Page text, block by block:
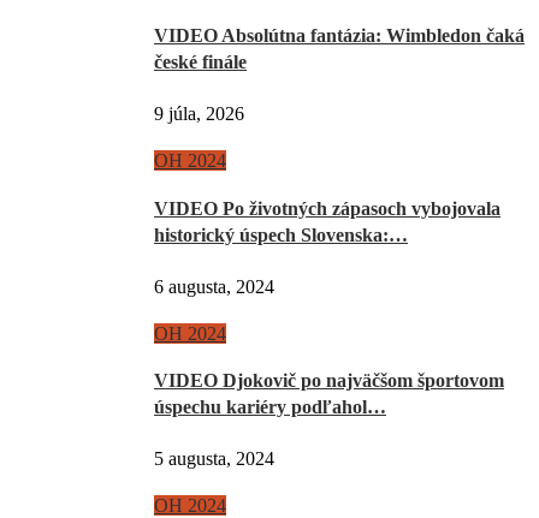
VIDEO Absolútna fantázia: Wimbledon čaká
české finále
9 júla, 2026
OH 2024
VIDEO Po životných zápasoch vybojovala
historický úspech Slovenska:…
6 augusta, 2024
OH 2024
VIDEO Djokovič po najväčšom športovom
úspechu kariéry podľahol…
5 augusta, 2024
OH 2024